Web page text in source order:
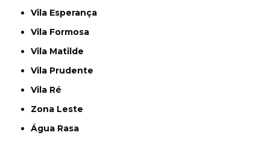
Vila Esperança
Vila Formosa
Vila Matilde
Vila Prudente
Vila Ré
Zona Leste
Água Rasa